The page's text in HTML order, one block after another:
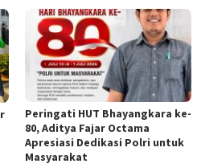
Peringati HUT Bhayangkara ke-
80, Aditya Fajar Octama
Apresiasi Dedikasi Polri untuk
Masyarakat